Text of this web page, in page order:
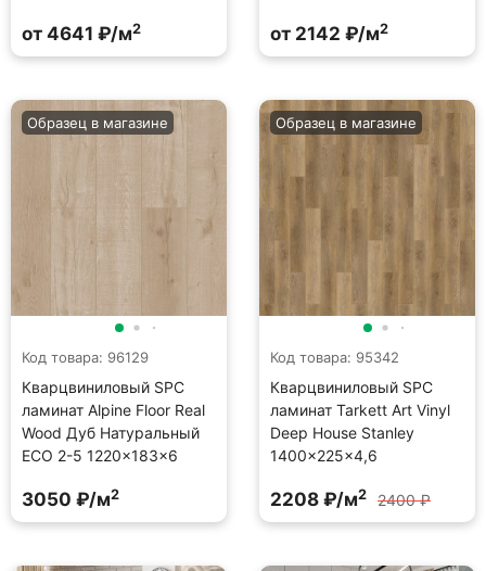
от 4641 ₽/м2 от 2142 ₽/м2
Код товара: 96129
Кварцвиниловый SPC
ламинат Alpine Floor Real
Wood Дуб Натуральный
ECO 2-5 1220×183×6
Образец в магазине
3050 ₽/м2
Код товара: 95342
Кварцвиниловый SPC
ламинат Tarkett Art Vinyl
Deep House Stanley
1400×225×4,6
Образец в магазине
2208 ₽/м2 2400 ₽